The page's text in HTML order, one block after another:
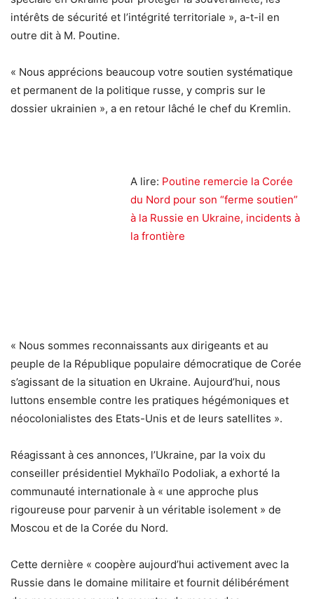
intérêts de sécurité et l’intégrité territoriale », a-t-il en
outre dit à M. Poutine.
« Nous apprécions beaucoup votre soutien systématique
et permanent de la politique russe, y compris sur le
dossier ukrainien », a en retour lâché le chef du Kremlin.
A lire: Poutine remercie la Corée
du Nord pour son “ferme soutien”
à la Russie en Ukraine, incidents à
la frontière
« Nous sommes reconnaissants aux dirigeants et au
peuple de la République populaire démocratique de Corée
s’agissant de la situation en Ukraine. Aujourd’hui, nous
luttons ensemble contre les pratiques hégémoniques et
néocolonialistes des Etats-Unis et de leurs satellites ».
Réagissant à ces annonces, l’Ukraine, par la voix du
conseiller présidentiel Mykhaïlo Podoliak, a exhorté la
communauté internationale à « une approche plus
rigoureuse pour parvenir à un véritable isolement » de
Moscou et de la Corée du Nord.
Cette dernière « coopère aujourd’hui activement avec la
Russie dans le domaine militaire et fournit délibérément